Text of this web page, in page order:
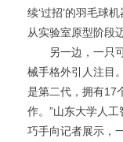
续‘过招’的羽毛球
从实验室原型阶段
另一边，一只可
械手格外引人注目
是第二代，拥有17
作。”山东大学人
巧手向记者展示，